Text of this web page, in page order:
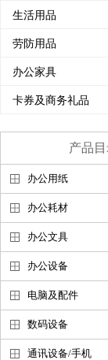
生活用品
劳防用品
办公家具
卡券及商务礼品
产品
办公用纸
办公耗材
办公文具
办公设备
电脑及配件
数码设备
通讯设备/手机